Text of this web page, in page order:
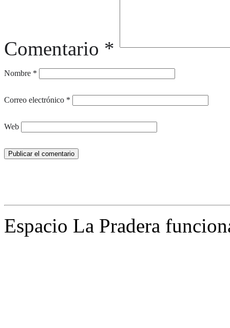
Comentario *
Nombre *
Correo electrónico *
Web
Espacio La Pradera